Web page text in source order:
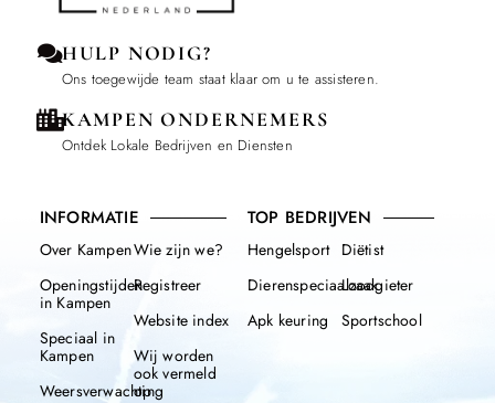
HULP NODIG?
Ons toegewijde team staat klaar om u te assisteren.
KAMPEN ONDERNEMERS
Ontdek Lokale Bedrijven en Diensten
INFORMATIE
Over Kampen
Openingstijden
in Kampen
Speciaal in
Kampen
Weersverwachting
Wie zijn we?
Registreer
Website index
Wij worden
ook vermeld
op
TOP BEDRIJVEN
Hengelsport
Dierenspeciaalzaak
Apk keuring
Diëtist
Loodgieter
Sportschool